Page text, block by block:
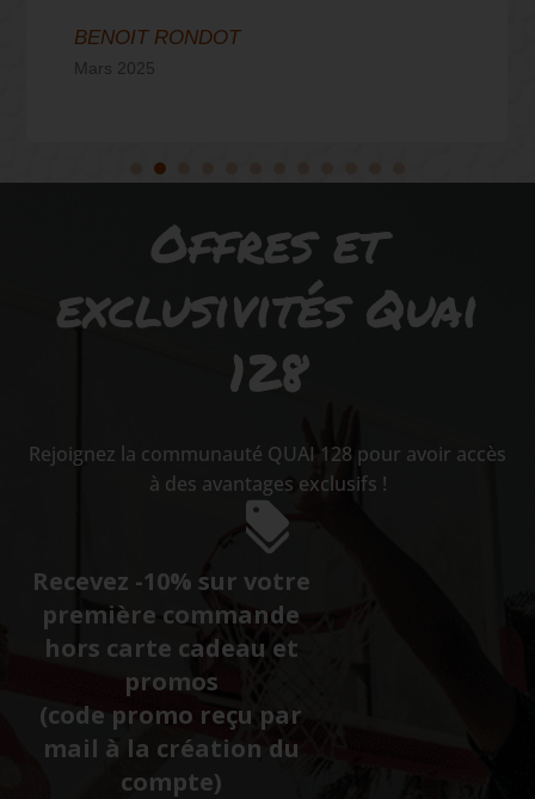
BENOIT RONDOT
Mars 2025
Offres et
exclusivités Quai
128
Rejoignez la communauté QUAI 128 pour avoir accès
à des avantages exclusifs !
Recevez -10% sur votre
première commande
hors carte cadeau et
promos
(code promo reçu par
mail à la création du
compte)